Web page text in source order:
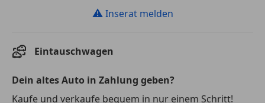
⚠ Inserat melden
Eintauschwagen
Dein altes Auto in Zahlung geben?
Kaufe und verkaufe bequem in nur einem Schritt!